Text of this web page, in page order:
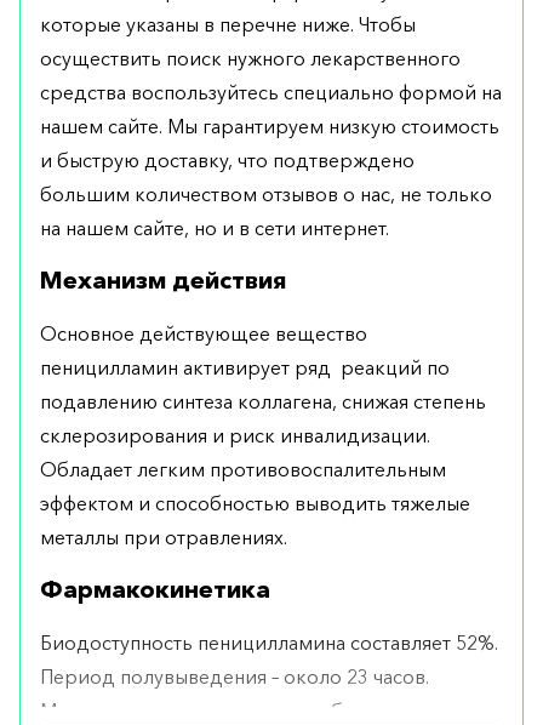
которые указаны в перечне ниже. Чтобы
осуществить поиск нужного лекарственного
средства воспользуйтесь специально формой на
нашем сайте. Мы гарантируем низкую стоимость
и быструю доставку, что подтверждено
большим количеством отзывов о нас, не только
на нашем сайте, но и в сети интернет.
Механизм действия
Основное действующее вещество
пеницилламин активирует ряд реакций по
подавлению синтеза коллагена, снижая степень
склерозирования и риск инвалидизации.
Обладает легким противовоспалительным
эффектом и способностью выводить тяжелые
металлы при отравлениях.
Фармакокинетика
Биодоступность пеницилламина составляет 52%.
Период полувыведения – около 23 часов.
Максимальная концентрация образуется через